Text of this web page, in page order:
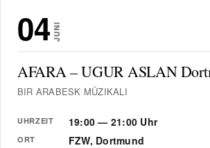
04 JUNI
AFARA – UGUR ASLAN
BIR ARABESK MÜZIKALI
UHRZEIT 19:00 — 21:00 Uhr
ORT FZW, Dortmund